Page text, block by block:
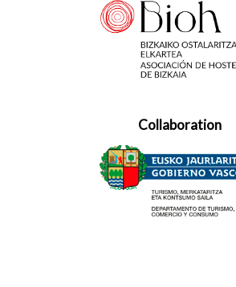
Collaboration